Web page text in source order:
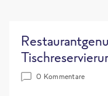
0 Kommentare